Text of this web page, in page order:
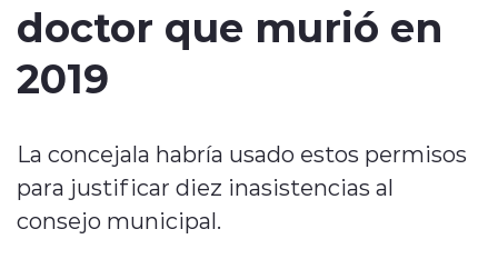
Deportes
Entrevistas
modo claro
doctor que murió en
2019
La concejala habría usado estos permisos
para justificar diez inasistencias al
consejo municipal.